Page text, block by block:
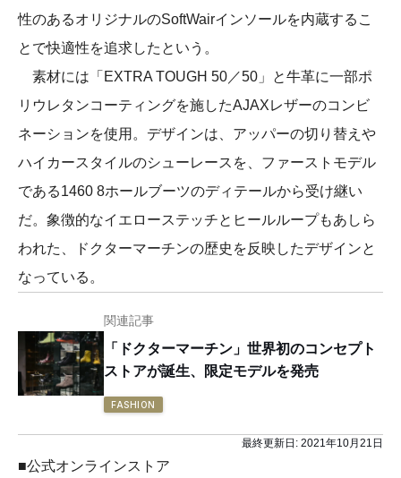
性のあるオリジナルのSoftWairインソールを内蔵するこ
とで快適性を追求したという。
素材には「EXTRA TOUGH 50／50」と牛革に一部ポ
リウレタンコーティングを施したAJAXレザーのコンビ
ネーションを使用。デザインは、アッパーの切り替えや
ハイカースタイルのシューレースを、ファーストモデル
である1460 8ホールブーツのディテールから受け継い
だ。象徴的なイエローステッチとヒールループもあしら
われた、ドクターマーチンの歴史を反映したデザインと
なっている。
関連記事
「ドクターマーチン」世界初のコンセプト
ストアが誕生、限定モデルを発売
FASHION
最終更新日: 2021年10月21日
■公式オンラインストア